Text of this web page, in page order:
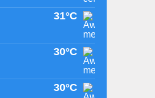
31°C
30°C
30°C